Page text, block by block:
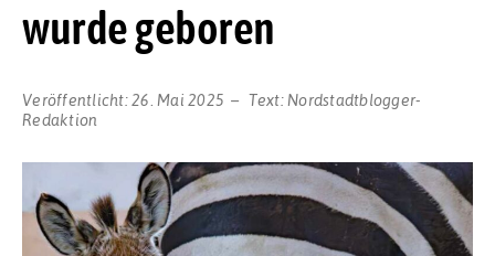
wurde geboren
Veröffentlicht:26. Mai 2025 Text: Nordstadtblogger-
Redaktion